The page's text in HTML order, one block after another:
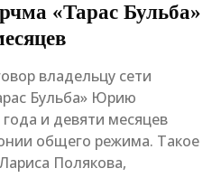
«Тарас Бульба»
владельцу сети
Бульба» Юрию
и девяти месяцев
общего режима. Такое
Полякова,